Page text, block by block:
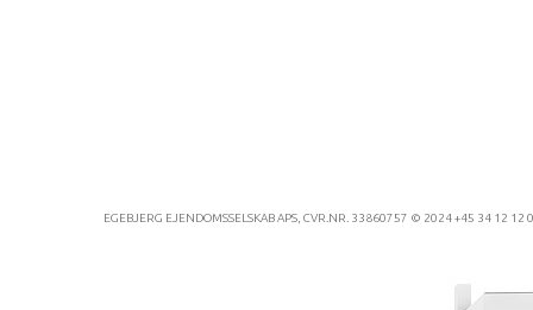
EGEBJERG EJENDOMSSELSKAB APS, CVR.NR. 33860757 © 2024 +45 34 12 12